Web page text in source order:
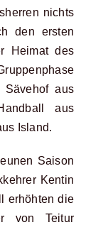
nichts
den ersten
Heimat des
aus
aus
Island.
Saison
Kentin
erhöhten die
von Teitur